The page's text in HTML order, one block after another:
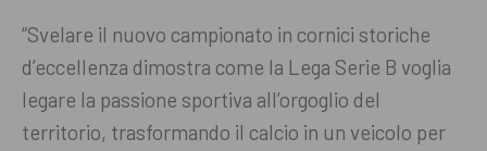
“Svelare il nuovo campionato in cornici storiche
d’eccellenza dimostra come la Lega Serie B voglia
legare la passione sportiva all’orgoglio del
territorio, trasformando il calcio in un veicolo per